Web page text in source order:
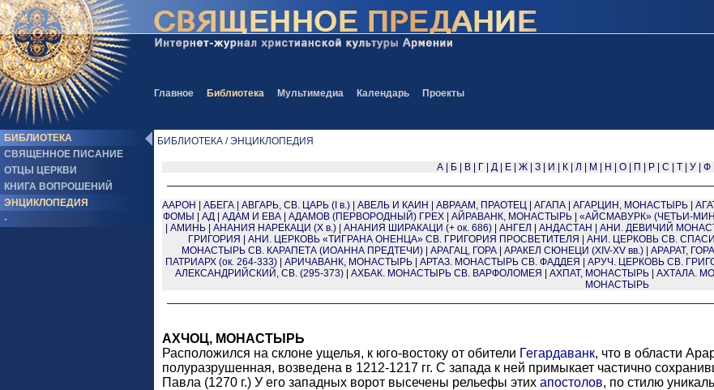
Главное Библиотека Мультимедиа Календарь Проекты
БИБЛИОТЕКА
СВЯЩЕННОЕ ПИСАНИЕ
ОТЦЫ ЦЕРКВИ
КНИГА ВОПРОШЕНИЙ
ЭНЦИКЛОПЕДИЯ
-
БИБЛИОТЕКА / ЭНЦИКЛОПЕДИЯ
А| Б| В| Г| Д| Е| Ж| З| И К| Л М Н О| П Р| С Т| У| Ф|
ААРОН АБЕГА АВГАРЬ, СВ. ЦАРЬ (I в.) АВЕЛЬ И КАИН АВРААМ, ПРАОТЕЦ АГАПА АГАРЦИН, МОНАСТЫРЬ
ФОМЫ
АД АДАМ И ЕВА АДАМОВ (ПЕРВОРОДНЫЙ) ГРЕХ АЙРАВАНК, МОНАСТЫРЬ «АЙСМАВУРК» (ЧЕТЬИ-
АМИНЬ| АНАНИЯ НАРЕКАЦИ (X в.)| АНАНИЯ ШИРАКАЦИ (+ ок. 686)| АНГЕЛ АНДАСТАН АНИ. ДЕВИЧИЙ
ГРИГОРИЯ
АНИ. ЦЕРКОВЬ «ТИГРАНА ОНЕНЦА» СВ. ГРИГОРИЯ ПРОСВЕТИТЕЛЯ АНИ. ЦЕРКОВЬ СВ.
МОНАСТЫРЬ СВ. КАРАПЕТА (ИОАННА ПРЕДТЕЧИ)| АРАГАЦ, ГОРА| АРАКЕЛ СЮНЕЦИ (XIV-XV вв.)| АРАРАТ, ГОРА
ПАТРИАРХ (ок. 264-333)
АРИЧАВАНК, МОНАСТЫРЬ АРТАЗ. МОНАСТЫРЬ СВ. ФАДДЕЯ АРУЧ. ЦЕРКОВЬ СВ.
АЛЕКСАНДРИЙСКИЙ, СВ. (295-373)| АХБАК. МОНАСТЫРЬ СВ. ВАРФОЛОМЕЯ АХПАТ, МОНАСТЫРЬ| АХТАЛА.
МОНАСТЫРЬ
АХЧОЦ, МОНАСТЫРЬ
Расположился на склоне ущелья, к юго-востоку от обители Гегардаванк, что в области
полуразрушенная, возведена в 1212-1217 гг. С запада к ней примыкает частично
Павла (1270 г.) У его западных ворот высечены рельефы этих апостолов, по стилю